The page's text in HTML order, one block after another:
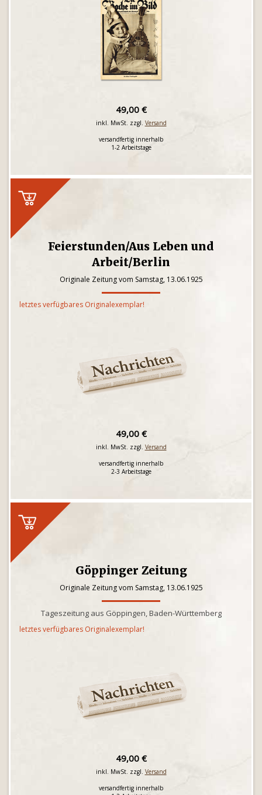
49,00 €
inkl. MwSt. zzgl. Versand
versandfertig innerhalb
1-2 Arbeitstage
Feierstunden/Aus Leben und
Arbeit/Berlin
Originale Zeitung vom Samstag, 13.06.1925
letztes verfügbares Originalexemplar!
49,00 €
inkl. MwSt. zzgl. Versand
versandfertig innerhalb
2-3 Arbeitstage
Göppinger Zeitung
Originale Zeitung vom Samstag, 13.06.1925
Tageszeitung aus Göppingen, Baden-Württemberg
letztes verfügbares Originalexemplar!
49,00 €
inkl. MwSt. zzgl. Versand
versandfertig innerhalb